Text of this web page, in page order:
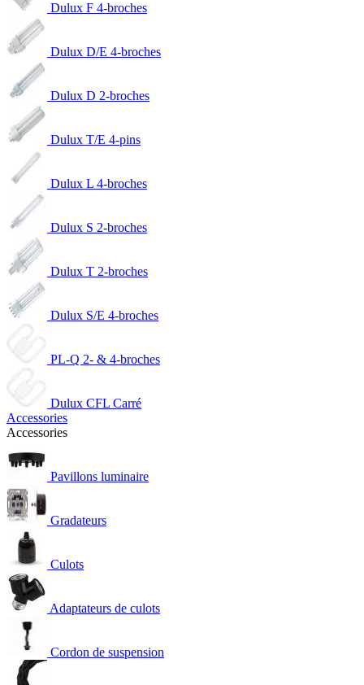
Dulux F 4-broches
Dulux D/E 4-broches
Dulux D 2-broches
Dulux T/E 4-pins
Dulux L 4-broches
Dulux S 2-broches
Dulux T 2-broches
Dulux S/E 4-broches
PL-Q 2- & 4-broches
Dulux CFL Carré
Accessories
Accessories
Pavillons luminaire
Gradateurs
Culots
Adaptateurs de culots
Cordon de suspension